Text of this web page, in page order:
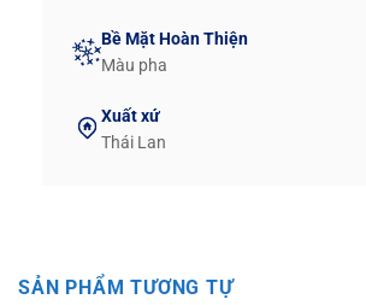
Bề Mặt Hoàn Thiện
Màu pha
Xuất xứ
Thái Lan
SẢN PHẨM TƯƠNG TỰ